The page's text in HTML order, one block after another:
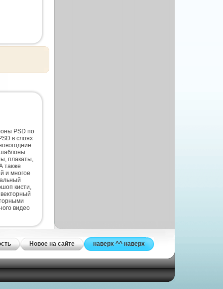
PSD по
в слоях
плакаты,
также
и многое
кисти,
видео
Новое на сайте наверх ^^ наверх